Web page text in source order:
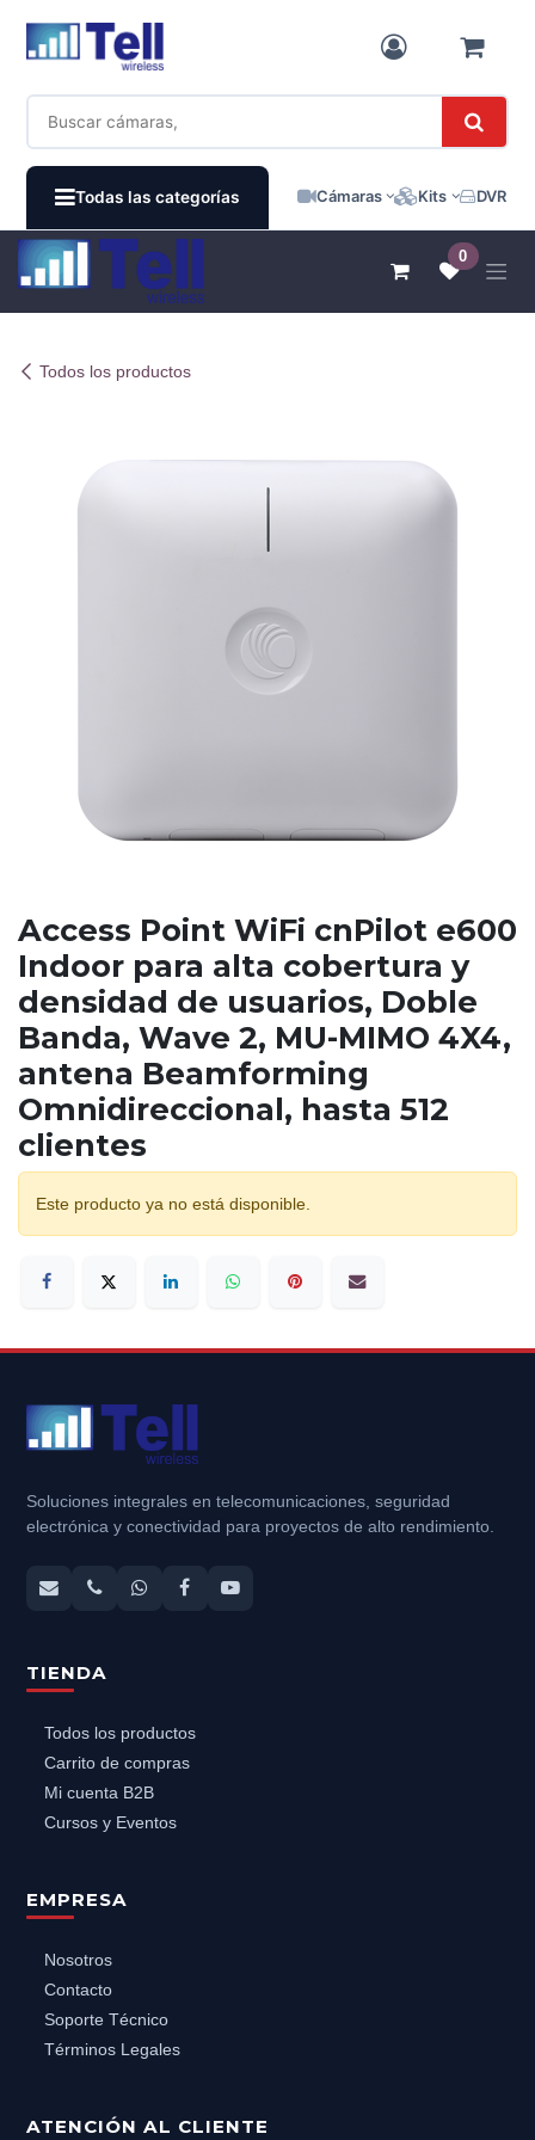
Todas las categorías Cámaras Kits DVR /
0
Todos los productos
Access Point WiFi cnPilot e600
Indoor para alta cobertura y
densidad de usuarios, Doble
Banda, Wave 2, MU-MIMO 4X4,
antena Beamforming
Omnidireccional, hasta 512
clientes
Este producto ya no está disponible.
Soluciones integrales en telecomunicaciones, seguridad
electrónica y conectividad para proyectos de alto rendimiento.
TIENDA
Todos los productos
Carrito de compras
Mi cuenta B2B
Cursos y Eventos
EMPRESA
Nosotros
Contacto
Soporte Técnico
Términos Legales
ATENCIÓN AL CLIENTE